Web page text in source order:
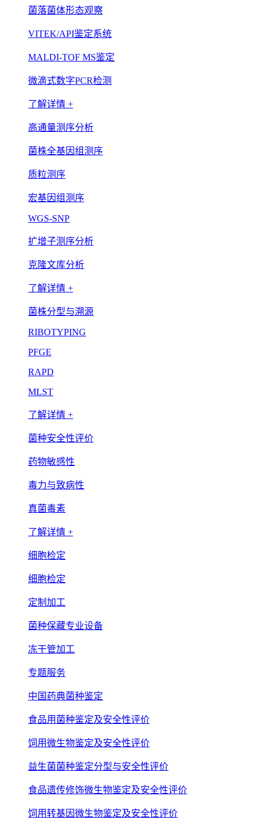
菌落菌体形态观察
VITEK/API鉴定系统
MALDI-TOF MS鉴定
微滴式数字PCR检测
了解详情 +
高通量测序分析
菌株全基因组测序
质粒测序
宏基因组测序
WGS-SNP
扩增子测序分析
克隆文库分析
了解详情 +
菌株分型与溯源
RIBOTYPING
PFGE
RAPD
MLST
了解详情 +
菌种安全性评价
药物敏感性
毒力与致病性
真菌毒素
了解详情 +
细胞检定
细胞检定
定制加工
菌种保藏专业设备
冻干管加工
专题服务
中国药典菌种鉴定
食品用菌种鉴定及安全性评价
饲用微生物鉴定及安全性评价
益生菌菌种鉴定分型与安全性评价
食品遗传修饰微生物鉴定及安全性评价
饲用转基因微生物鉴定及安全性评价